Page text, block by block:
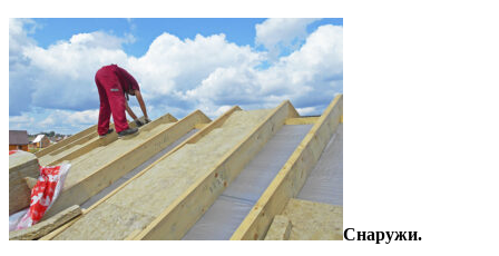
Снаружи.